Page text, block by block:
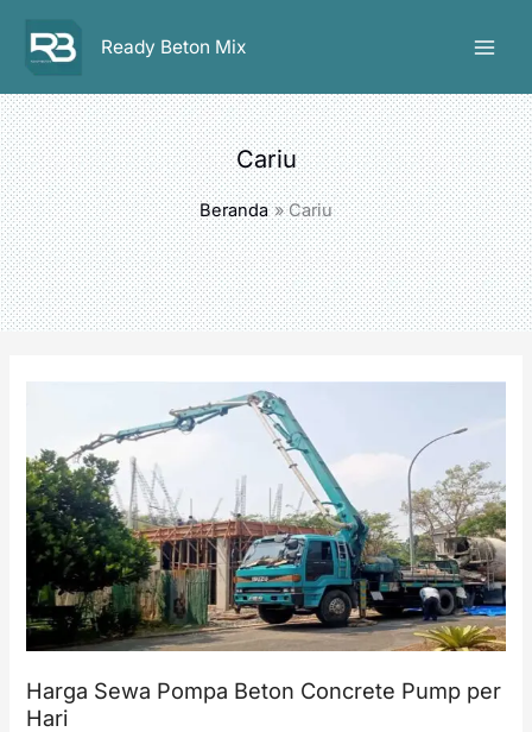
konten
Ready Beton Mix
Cariu
Beranda Cariu
Harga Sewa Pompa Beton Concrete Pump per
Hari